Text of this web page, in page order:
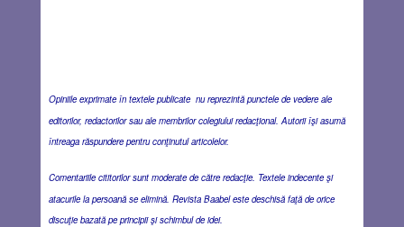
Opiniile exprimate în textele publicate nu reprezintă punctele de vedere ale
editorilor, redactorilor sau ale membrilor colegiului redacţional. Autorii îşi asumă
întreaga răspundere pentru conţinutul articolelor.
Comentariile cititorilor sunt moderate de către redacţie. Textele indecente şi
atacurile la persoană se elimină. Revista Baabel este deschisă faţă de orice
discuţie bazată pe principii şi schimbul de idei.